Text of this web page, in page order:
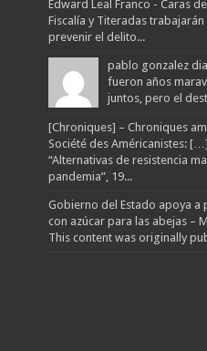
Edward Leal Franco - Caras
Fiscalía y Titeradas
prevenir el delito...
pablo gonzalez
fueron años
juntos, pero el
[Chroniques] – Chroniques
Société des Américanistes:
“Alternativas de resistencia
pandemia”, 19...
Gobierno del Estado apoya a
con azúcar para las abejas –
This content was originally